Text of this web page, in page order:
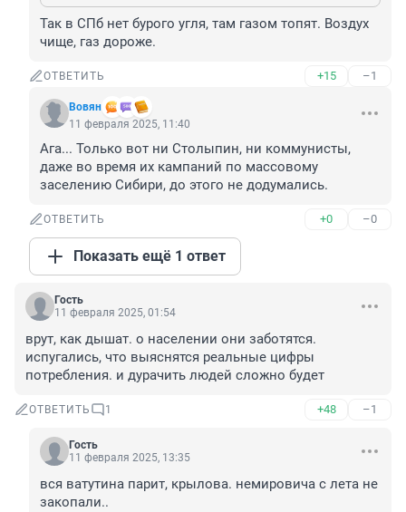
Так в СПб нет бурого угля, там газом топят. Воздух
чище, газ дороже.
ОТВЕТИТЬ +15 –1
Вовян
11 февраля 2025, 11:40
Ага... Только вот ни Столыпин, ни коммунисты,
даже во время их кампаний по массовому
заселению Сибири, до этого не додумались.
ОТВЕТИТЬ +0 –0
Показать ещё 1 ответ
Гость
11 февраля 2025, 01:54
врут, как дышат. о населении они заботятся.
испугались, что выяснятся реальные цифры
потребления. и дурачить людей сложно будет
ОТВЕТИТЬ 1 +48 –1
Гость
11 февраля 2025, 13:35
вся ватутина парит, крылова. немировича с лета не
закопали..